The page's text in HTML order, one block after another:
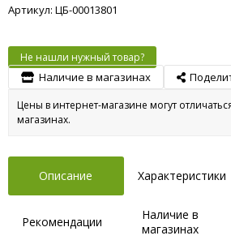
Артикул: ЦБ-00013801
Не нашли нужный товар?
Наличие в магазинах
Цены в интернет-магазине могут
магазинах.
Описание Характеристики
Рекомендации
Наличие в
магазинах